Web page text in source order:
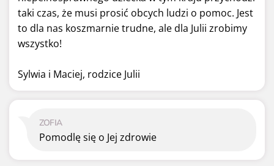
taki czas, że musi prosić obcych ludzi o pomoc. Jest
to dla nas koszmarnie trudne, ale dla Julii zrobimy
wszystko!
Sylwia i Maciej, rodzice Julii
ZOFIA
Pomodlę się o Jej zdrowie